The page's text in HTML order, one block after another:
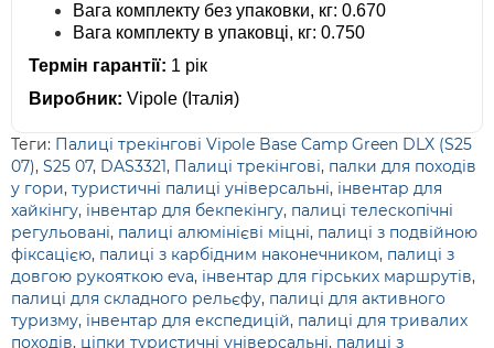
Вага комплекту без упаковки, кг: 0.670
Вага комплекту в упаковці, кг: 0.750
Термін гарантії: 1 рік
Виробник: Vipole (Італія)
Теги: Палиці трекінгові Vipole Base Camp Green DLX (S25
07), S25 07, DAS3321, Палиці трекінгові, палки для походів
у гори, туристичні палиці універсальні, інвентар для
хайкінгу, інвентар для бекпекінгу, палиці телескопічні
регульовані, палиці алюмінієві міцні, палиці з подвійною
фіксацією, палиці з карбідним наконечником, палиці з
довгою рукояткою eva, інвентар для гірських маршрутів,
палиці для складного рельєфу, палиці для активного
туризму, інвентар для експедицій, палиці для тривалих
походів, ціпки туристичні універсальні, палиці з